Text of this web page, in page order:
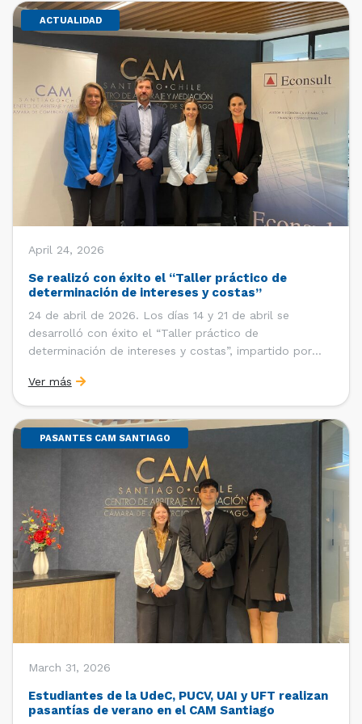
ACTUALIDAD
April 24, 2026
Se realizó con éxito el “Taller práctico de
determinación de intereses y costas”
24 de abril de 2026. Los días 14 y 21 de abril se
desarrolló con éxito el “Taller práctico de
determinación de intereses y costas”, impartido por
Universidad Católica de Chile y Magíster en Economía
de la Universidad de Chicago) y María Luisa Petitpas
[…]
Ver más
PASANTES CAM SANTIAGO
March 31, 2026
Estudiantes de la UdeC, PUCV, UAI y UFT realizan
pasantías de verano en el CAM Santiago